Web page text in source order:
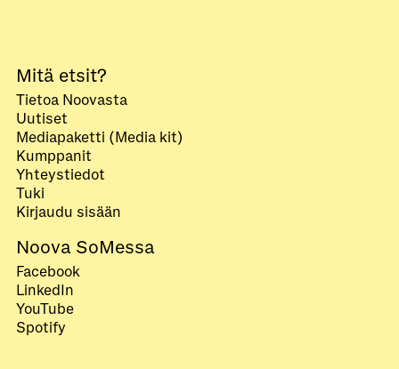
Mitä etsit?
Tietoa Noovasta
Uutiset
Mediapaketti (Media kit)
Kumppanit
Yhteystiedot
Tuki
Kirjaudu sisään
Noova SoMessa
Facebook
LinkedIn
YouTube
Spotify